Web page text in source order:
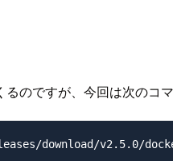
のですが、今回は次のコマ
download/v2.5.0/